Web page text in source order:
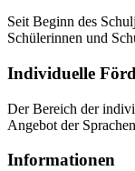
Seit Beginn des
Schülerinnen und
Individuelle
Der Bereich der
Angebot der
Informationen